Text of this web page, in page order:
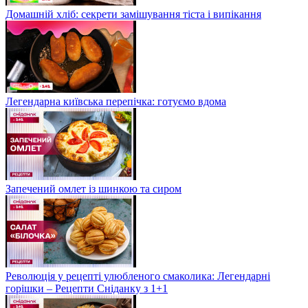
Домашній хліб: секрети замішування тіста і випікання
Легендарна київська перепічка: готуємо вдома
Запечений омлет із шинкою та сиром
Революція у рецепті улюбленого смаколика: Легендарні
горішки – Рецепти Сніданку з 1+1